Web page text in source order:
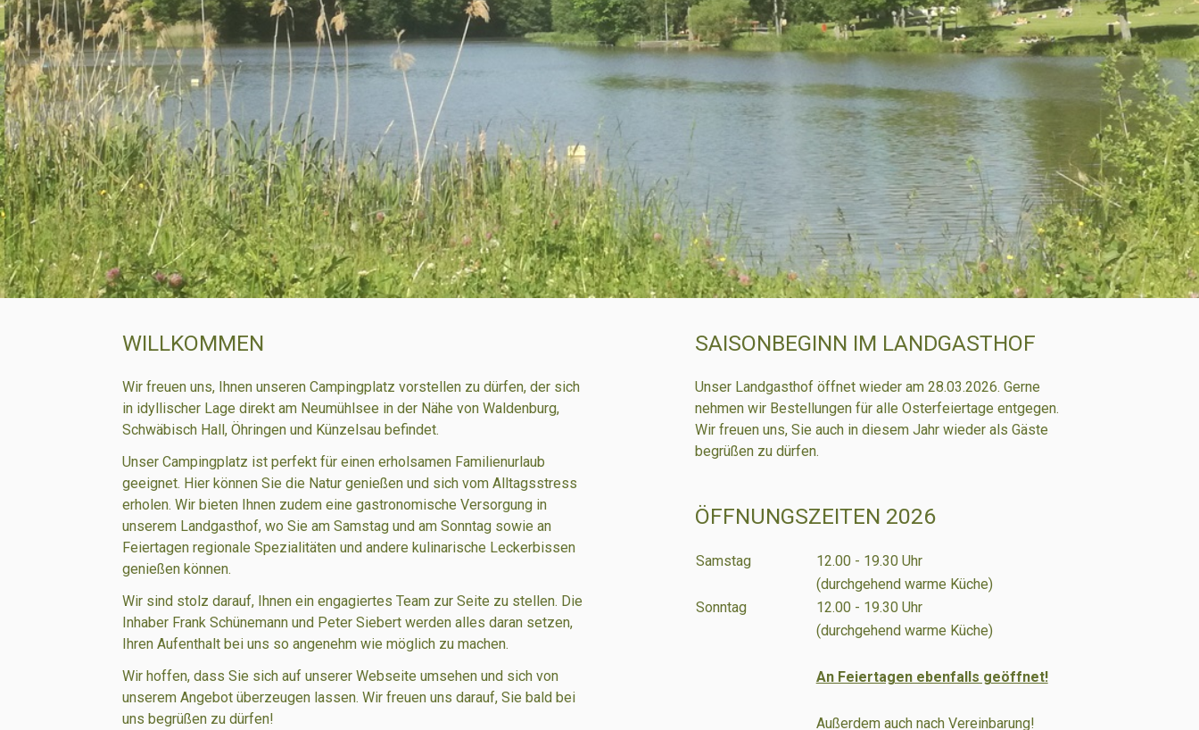
WILLKOMMEN
Wir freuen uns, Ihnen unseren Campingplatz vorstellen zu dürfen, der sich
in idyllischer Lage direkt am Neumühlsee in der Nähe von Waldenburg,
Schwäbisch Hall, Öhringen und Künzelsau befindet.
Unser Campingplatz ist perfekt für einen erholsamen Familienurlaub
geeignet. Hier können Sie die Natur genießen und sich vom Alltagsstress
erholen. Wir bieten Ihnen zudem eine gastronomische Versorgung in
unserem Landgasthof, wo Sie am Samstag und am Sonntag sowie an
Feiertagen regionale Spezialitäten und andere kulinarische Leckerbissen
genießen können.
Wir sind stolz darauf, Ihnen ein engagiertes Team zur Seite zu stellen. Die
Inhaber Frank Schünemann und Peter Siebert werden alles daran setzen,
Ihren Aufenthalt bei uns so angenehm wie möglich zu machen.
Wir hoffen, dass Sie sich auf unserer Webseite umsehen und sich von
unserem Angebot überzeugen lassen. Wir freuen uns darauf, Sie bald bei
uns begrüßen zu dürfen!
SAISONBEGINN IM LANDGASTHOF
Unser Landgasthoföffnet wieder am 28.03.2026. Gerne
nehmen wir Bestellungen für alle Osterfeiertage entgegen.
Wir freuen uns, Sie auch in diesem Jahr wieder als Gäste
begrüßen zu dürfen.
ÖFFNUNGSZEITEN 2026
Samstag
12.00 - 19.30 Uhr
(durchgehend warme Küche)
Sonntag
12.00 - 19.30 Uhr
(durchgehend warme Küche)
An Feiertagen ebenfalls geöffnet!
Außerdem auch nach Vereinbarung!